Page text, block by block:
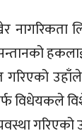
नागरिकता
गरिएको
विधेयकले